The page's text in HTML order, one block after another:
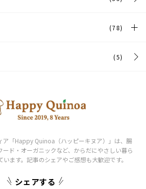
(78)
(5)
シェアする